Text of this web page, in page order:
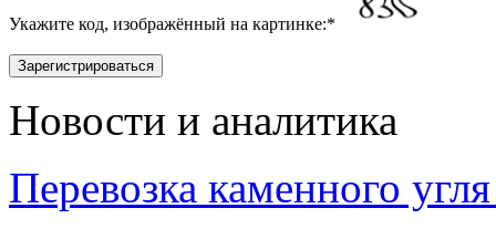
Укажите код, изображённый на картинке:*
Новости и аналитика
Перевозка каменного